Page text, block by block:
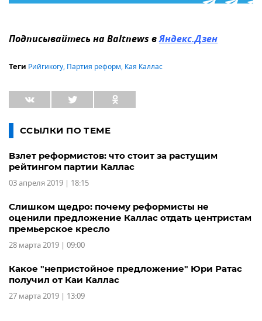
Подписывайтесь на Baltnews вЯндекс.Дзен
Теги Рийгикогу, Партия реформ, Кая Каллас
ССЫЛКИ ПО ТЕМЕ
Взлет реформистов: что стоит за растущим
рейтингом партии Каллас
03 апреля 2019 | 18:15
Слишком щедро: почему реформисты не
оценили предложение Каллас отдать центристам
премьерское кресло
28 марта 2019 | 09:00
Какое "непристойное предложение" Юри Ратас
получил от Каи Каллас
27 марта 2019 | 13:09